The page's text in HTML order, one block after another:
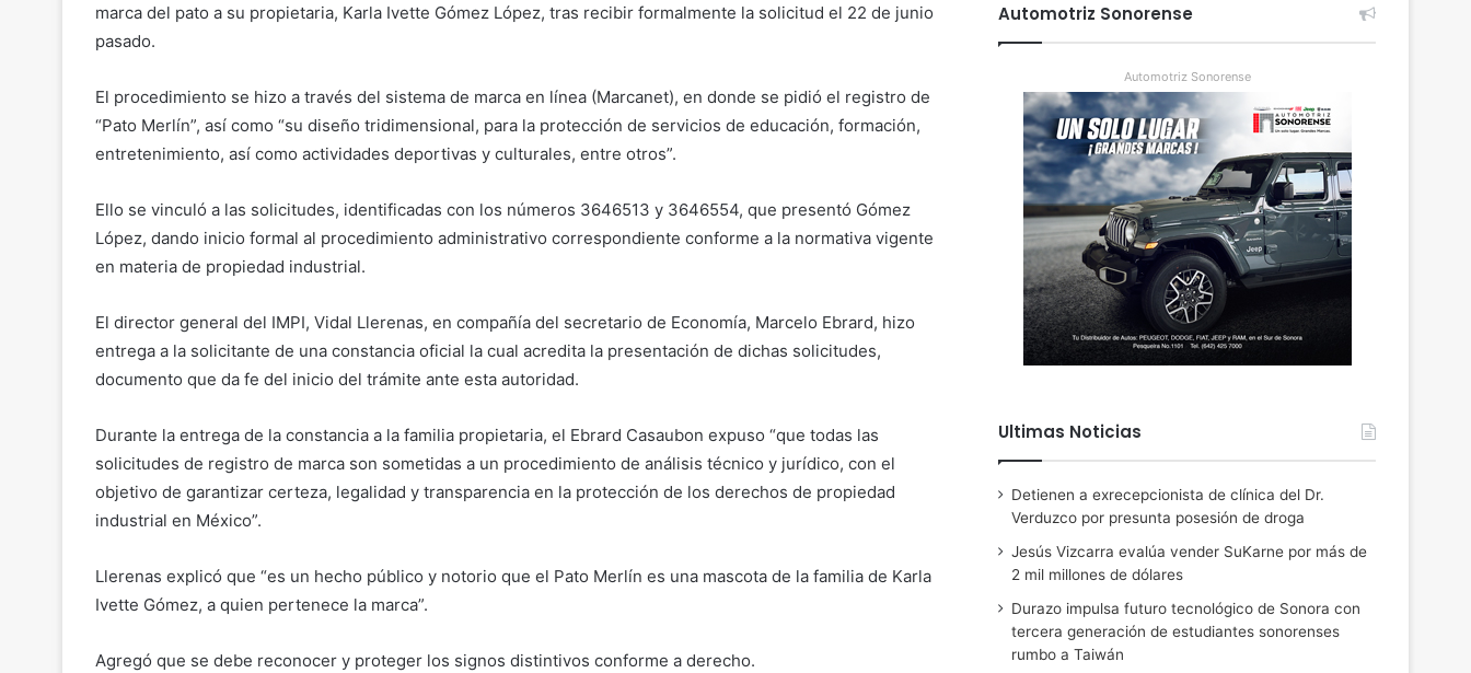
marca del pato a su propietaria, Karla Ivette Gómez López, tras recibir formalmente la solicitud el 22 de junio
pasado.
El procedimiento se hizo a través del sistema de marca en línea (Marcanet), en donde se pidió el registro de
“Pato Merlín”, así como “su diseño tridimensional, para la protección de servicios de educación, formación,
entretenimiento, así como actividades deportivas y culturales, entre otros”.
Ello se vinculó a las solicitudes, identificadas con los números 3646513 y 3646554, que presentó Gómez
López, dando inicio formal al procedimiento administrativo correspondiente conforme a la normativa vigente
en materia de propiedad industrial.
El director general del IMPI, Vidal Llerenas, en compañía del secretario de Economía, Marcelo Ebrard, hizo
entrega a la solicitante de una constancia oficial la cual acredita la presentación de dichas solicitudes,
documento que da fe del inicio del trámite ante esta autoridad.
Durante la entrega de la constancia a la familia propietaria, el Ebrard Casaubon expuso “que todas las
solicitudes de registro de marca son sometidas a un procedimiento de análisis técnico y jurídico, con el
objetivo de garantizar certeza, legalidad y transparencia en la protección de los derechos de propiedad
industrial en México”.
Llerenas explicó que “es un hecho público y notorio que el Pato Merlín es una mascota de la familia de Karla
Ivette Gómez, a quien pertenece la marca”.
Agregó que se debe reconocer y proteger los signos distintivos conforme a derecho.
Automotriz Sonorense
Automotriz Sonorense
Ultimas Noticias
Detienen a exrecepcionista de clínica del Dr.
Verduzco por presunta posesión de droga
Jesús Vizcarra evalúa vender SuKarne por más de
2 mil millones de dólares
Durazo impulsa futuro tecnológico de Sonora con
tercera generación de estudiantes sonorenses
rumbo a Taiwán